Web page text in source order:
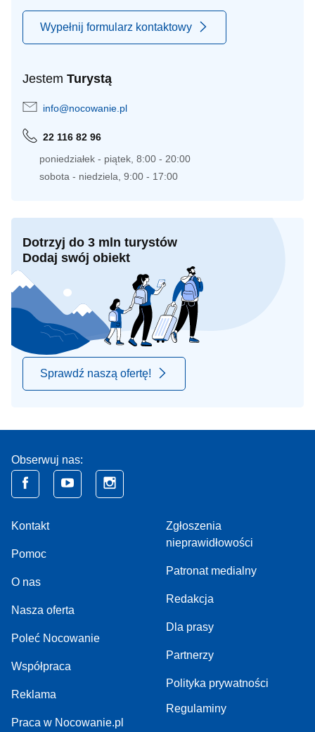
Wypełnij formularz kontaktowy
Jestem Turystą
info@nocowanie.pl
22 116 82 96
poniedziałek - piątek, 8:00 - 20:00
sobota - niedziela, 9:00 - 17:00
Dotrzyj do 3 mln turystów
Dodaj swój obiekt
Sprawdź naszą ofertę!
Obserwuj nas:
Kontakt
Pomoc
O nas
Nasza oferta
Poleć Nocowanie
Współpraca
Reklama
Praca w Nocowanie.pl
Zgłoszenia
nieprawidłowości
Patronat medialny
Redakcja
Dla prasy
Partnerzy
Polityka prywatności
Regulaminy